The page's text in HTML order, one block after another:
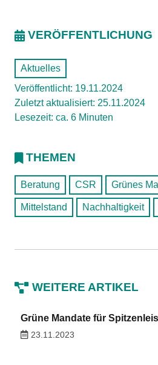
VERÖFFENTLICHUNG
Aktuelles
Veröffentlicht: 19.11.2024
Zuletzt aktualisiert: 25.11.2024
Lesezeit: ca. 6 Minuten
THEMEN
Beratung CSR Grünes
Mittelstand Nachhaltigkeit
WEITERE ARTIKEL
Grüne Mandate für
23.11.2023